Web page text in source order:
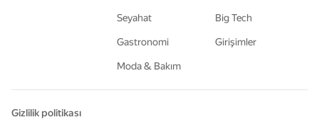
Seyahat
Gastronomi
Moda & Bakım
Big Tech
Girişimler
Gizlilik politikası